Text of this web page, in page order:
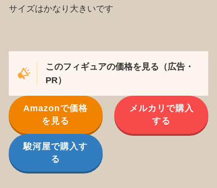
サイズはかなり大きいです
このフィギュアの価格を見る（広告・
PR）
Amazonで価格
を見る
メルカリで購入
する
駿河屋で購入す
る